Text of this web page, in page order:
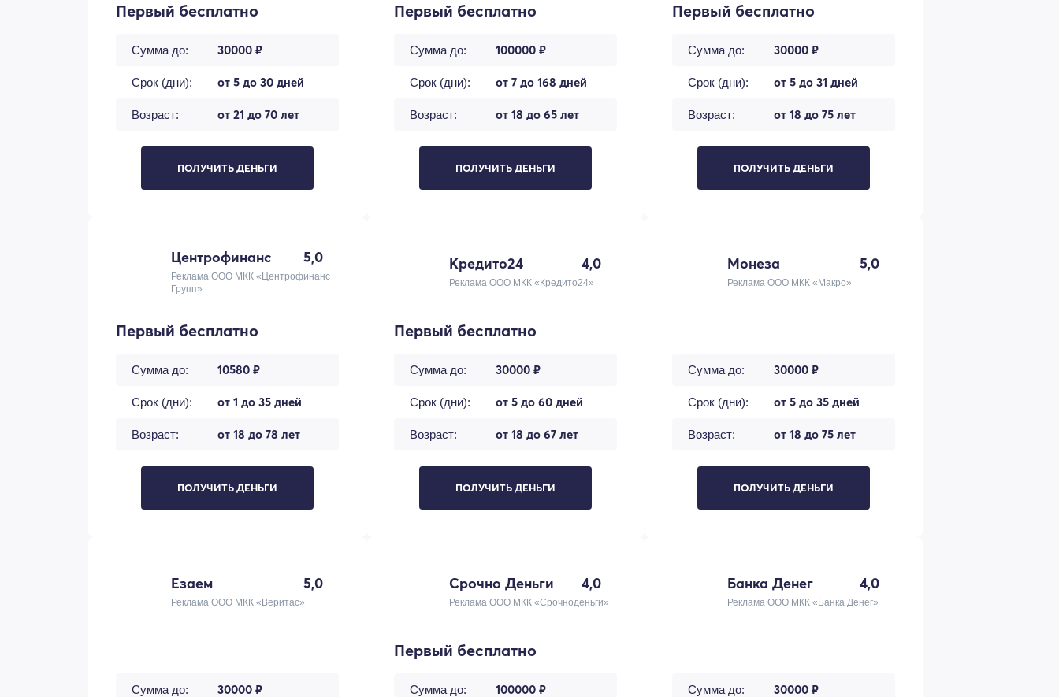
Первый бесплатно
Сумма до: 30000 ₽
Срок (дни): от 5 до 30 дней
Возраст: от 21 до 70 лет
ПОЛУЧИТЬ ДЕНЬГИ
Первый бесплатно
Сумма до: 100000 ₽
Срок (дни): от 7 до 168 дней
Возраст: от 18 до 65 лет
ПОЛУЧИТЬ ДЕНЬГИ
Первый бесплатно
Сумма до: 30000 ₽
Срок (дни): от 5 до 31 дней
Возраст: от 18 до 75 лет
ПОЛУЧИТЬ ДЕНЬГИ
Центрофинанс 5,0
Реклама ООО МКК «Центрофинанс
Групп»
Первый бесплатно
Сумма до: 10580 ₽
Срок (дни): от 1 до 35 дней
Возраст: от 18 до 78 лет
ПОЛУЧИТЬ ДЕНЬГИ
Кредито24 4,0
Реклама ООО МКК «Кредито24»
Первый бесплатно
Сумма до: 30000 ₽
Срок (дни): от 5 до 60 дней
Возраст: от 18 до 67 лет
ПОЛУЧИТЬ ДЕНЬГИ
Монеза 5,0
Реклама ООО МКК «Макро»
Сумма до: 30000 ₽
Срок (дни): от 5 до 35 дней
Возраст: от 18 до 75 лет
ПОЛУЧИТЬ ДЕНЬГИ
Езаем 5,0
Реклама ООО МКК «Веритас»
Сумма до: 30000 ₽
Срочно Деньги 4,0
Реклама ООО МКК «Срочноденьги»
Первый бесплатно
Сумма до: 100000 ₽
Банка Денег 4,0
Реклама ООО МКК «Банка Денег»
Сумма до: 30000 ₽